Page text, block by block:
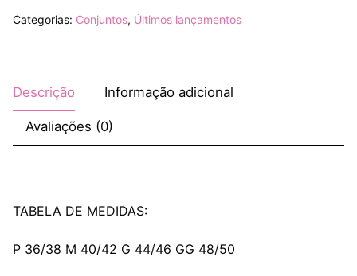
Categorias: Conjuntos, Últimos lançamentos
Descrição Informação adicional
Avaliações (0)
TABELA DE MEDIDAS:
P 36/38 M 40/42 G 44/46 GG 48/50